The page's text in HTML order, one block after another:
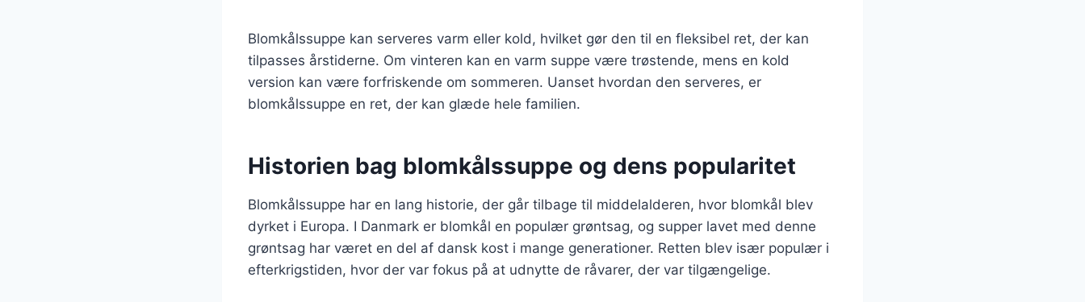
Blomkålssuppe kan serveres varm eller kold, hvilket gør den til en fleksibel ret, der kan
tilpasses årstiderne. Om vinteren kan en varm suppe være trøstende, mens en kold
version kan være forfriskende om sommeren. Uanset hvordan den serveres, er
blomkålssuppe en ret, der kan glæde hele familien.
Historien bag blomkålssuppe og dens popularitet
Blomkålssuppe har en lang historie, der går tilbage til middelalderen, hvor blomkål blev
dyrket i Europa. I Danmark er blomkål en populær grøntsag, og supper lavet med denne
grøntsag har været en del af dansk kost i mange generationer. Retten blev især populær i
efterkrigstiden, hvor der var fokus på at udnytte de råvarer, der var tilgængelige.